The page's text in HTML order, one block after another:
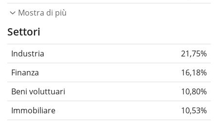
Mostra di più
Settori
Industria
21,75%
Finanza
16,18%
Beni voluttuari
10,80%
Immobiliare
10,53%